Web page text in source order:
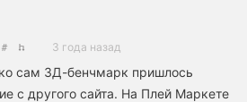
3 года назад
сам 3Д-бенчмарк пришлось
с другого сайта. На Плей Маркете